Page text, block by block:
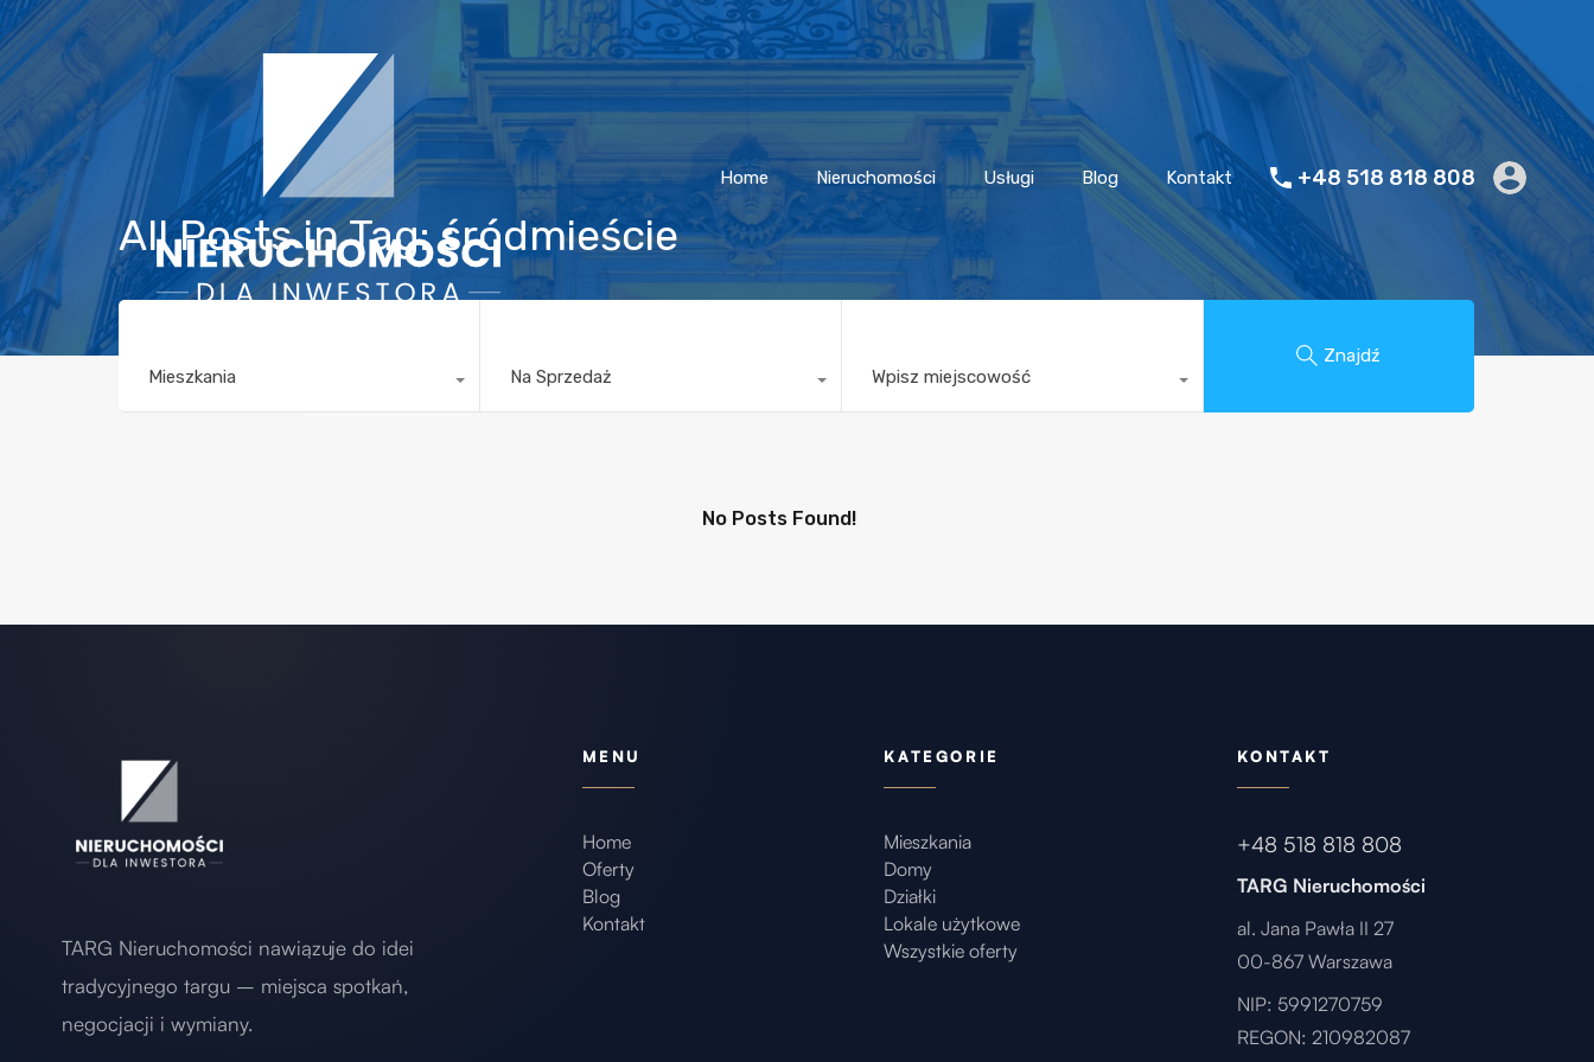
Home Nieruchomości Usługi Blog Kontakt +48 518 818 808
All Posts in Tag: śródmieście
Mieszkania Na Sprzedaż Wpisz miejscowość
Znajdź
No Posts Found!
TARG Nieruchomości nawiązuje do idei
tradycyjnego targu – miejsca spotkań,
negocjacji i wymiany.
MENU
Home
Oferty
Blog
Kontakt
KATEGORIE
Mieszkania
Domy
Działki
Lokale użytkowe
Wszystkie oferty
KONTAKT
+48 518 818 808
TARG Nieruchomości
al. Jana Pawła II 27
00-867 Warszawa
NIP: 5991270759
REGON: 210982087